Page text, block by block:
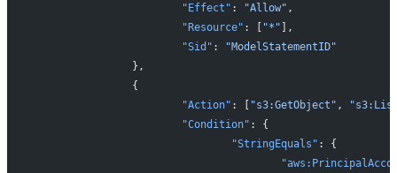
			"Effect"
: "Allow" ,
			"Resource"
: [ "*" ],
			"Sid"
:
"ModelStatementID"
		},
		{
			"Action"
: [ "s3:GetObject" ,
			"Condition"
: {
				"StringEquals"
: {